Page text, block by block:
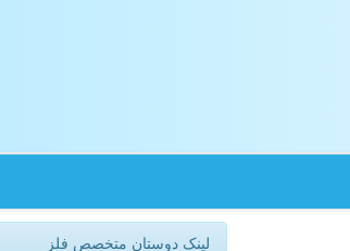
لینک دوستان متخصص فلز